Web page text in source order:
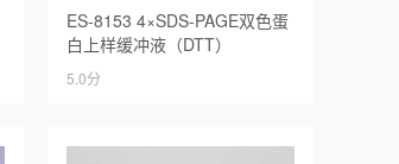
ES-8153 4×SDS-PAGE双色蛋
白上样缓冲液（DTT）
5.0分